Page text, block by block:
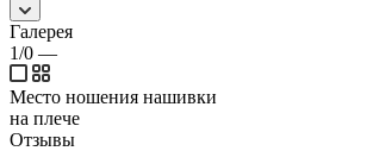
Галерея
1/0 —
Место ношения нашивки
на плече
Отзывы